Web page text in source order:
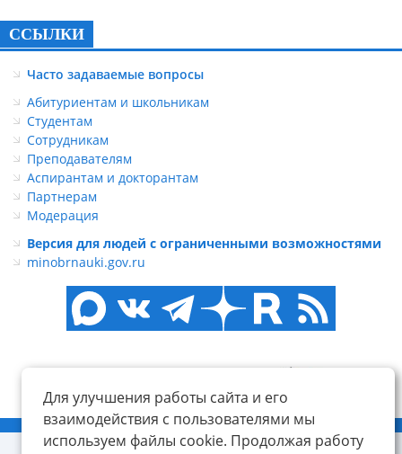
Для улучшения работы сайта и его
взаимодействия с пользователями мы
используем файлы cookie. Продолжая работу
ССЫЛКИ
Часто задаваемые вопросы
Абитуриентам и школьникам
Студентам
Сотрудникам
Преподавателям
Аспирантам и докторантам
Партнерам
Модерация
Версия для людей с ограниченными возможностями
minobrnauki.gov.ru
© ФГБОУ ВО «КнАГУ», 2014-2026